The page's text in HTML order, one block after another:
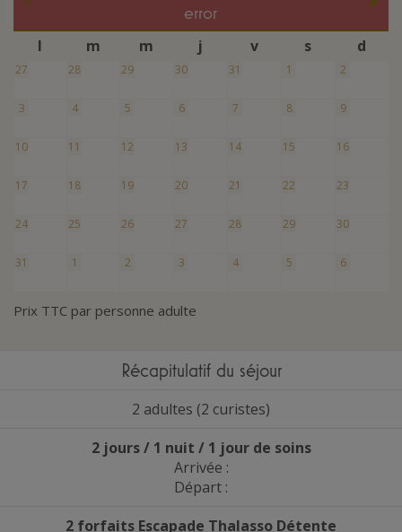
error
l m m j v s d
27 28 29 30 31 1 2
3 4 5 6 7 8 9
10 11 12 13 14 15 16
17 18 19 20 21 22 23
24 25 26 27 28 29 30
31 1 2 3 4 5 6
Prix TTC par personne adulte
Récapitulatif du séjour
2 adultes (2 curistes)
2 jours / 1 nuit / 1 jour de soins
Arrivée :
Départ :
2 forfaits Escapade Thalasso Détente